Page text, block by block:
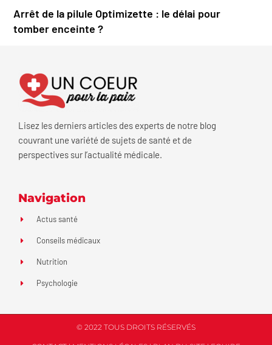
Arrêt de la pilule Optimizette : le délai pour
tomber enceinte ?
Lisez les derniers articles des experts de notre blog
couvrant une variété de sujets de santé et de
perspectives sur l’actualité médicale.
Navigation
Actus santé
Conseils médicaux
Nutrition
Psychologie
© 2022 TOUS DROITS RÉSERVÉS